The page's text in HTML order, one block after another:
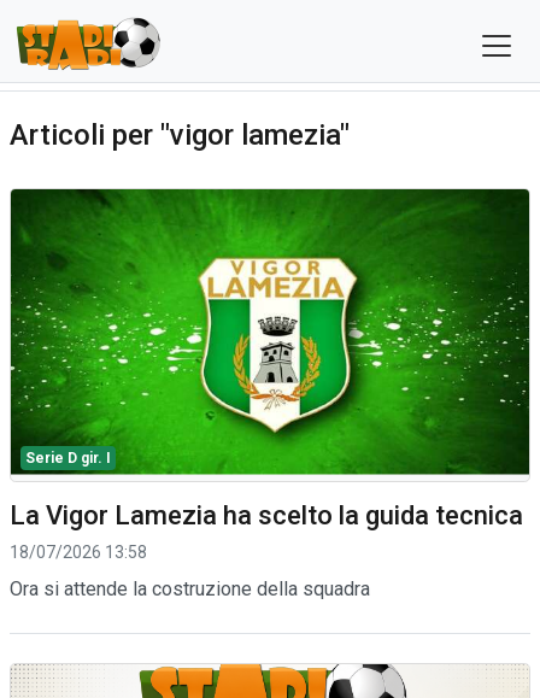
Articoli per "vigor lamezia"
Serie D gir. I
La Vigor Lamezia ha scelto la guida tecnica
18/07/2026 13:58
Ora si attende la costruzione della squadra